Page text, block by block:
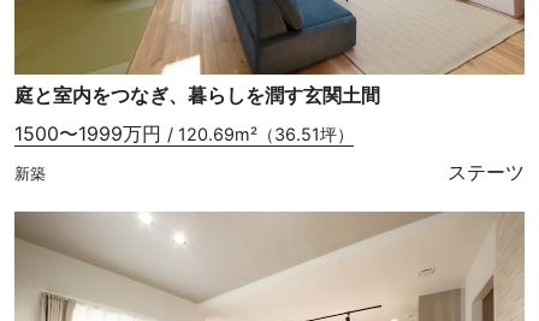
庭と室内をつなぎ、暮らしを潤す玄関土間
1500〜1999万円 / 120.69m²（36.51坪）
新築 ステーツ